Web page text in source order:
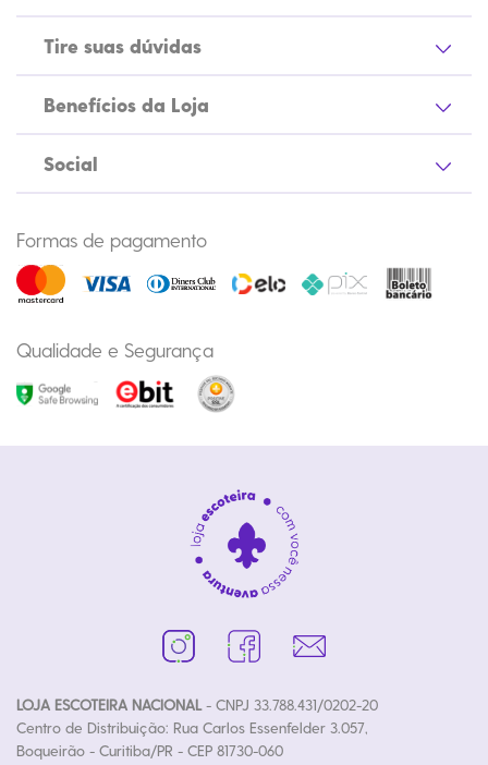
Tire suas dúvidas
Benefícios da Loja
Social
Formas de pagamento
Qualidade e Segurança
LOJA ESCOTEIRA NACIONAL- CNPJ 33.788.431/0202-20
Centro de Distribuição: Rua Carlos Essenfelder 3.057,
Boqueirão - Curitiba/PR - CEP 81730-060